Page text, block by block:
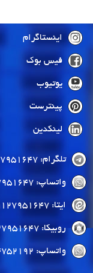
اینستاگرام
فیس بوک
یوتیوب
پینترست
لینکدین
تلگرام: 09127951647
واتساپ: 09127951647
ایتا: 09127951647
روبیکا: 09127951647
واتساپ: 09194752192